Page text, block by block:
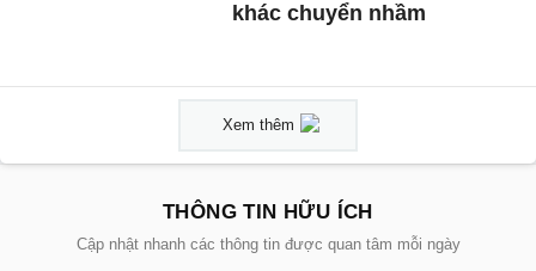
khác chuyển nhầm
Xem thêm
THÔNG TIN HỮU ÍCH
Cập nhật nhanh các thông tin được quan tâm mỗi ngày